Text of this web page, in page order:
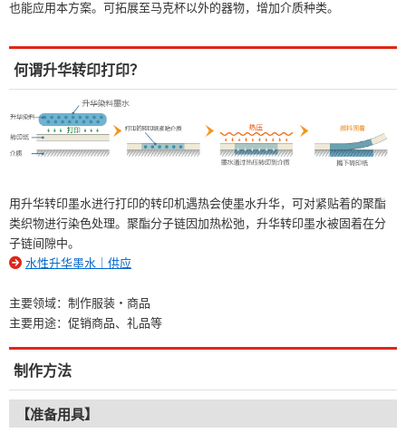
也能应用本方案。可拓展至马克杯以外的器物，增加介质种类。
何谓升华转印打印？
用升华转印墨水进行打印的转印机遇热会使墨水升华，可对紧贴着的聚酯
类织物进行染色处理。聚酯分子链因加热松弛，升华转印墨水被固着在分
子链间隙中。
水性升华墨水｜供应
主要领域：制作服装・商品
主要用途：促销商品、礼品等
制作方法
【准备用具】